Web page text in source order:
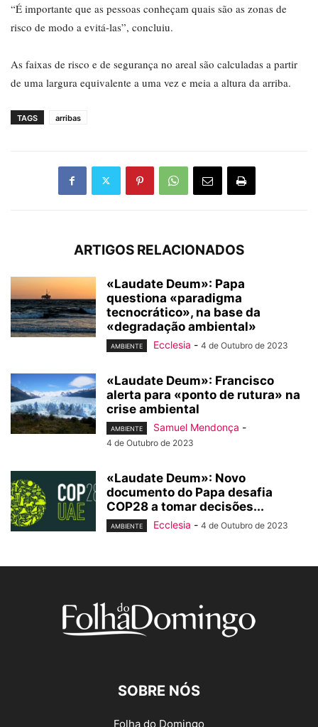
“É importante que as pessoas conheçam quais são as zonas de
risco de modo a evitá-las”, concluiu.
As faixas de risco e de segurança no areal são calculadas a partir
de uma largura equivalente a uma vez e meia a altura da arriba.
TAGS arribas
ARTIGOS RELACIONADOS
«Laudate Deum»: Papa
questiona «paradigma
tecnocrático», na base da
«degradação ambiental»
AMBIENTE Ecclesia - 4 de Outubro de 2023
«Laudate Deum»: Francisco
alerta para «ponto de rutura» na
crise ambiental
AMBIENTE Samuel Mendonça -
4 de Outubro de 2023
«Laudate Deum»: Novo
documento do Papa desafia
COP28 a tomar decisões...
AMBIENTE Ecclesia - 4 de Outubro de 2023
SOBRE NÓS
Folha do Domingo